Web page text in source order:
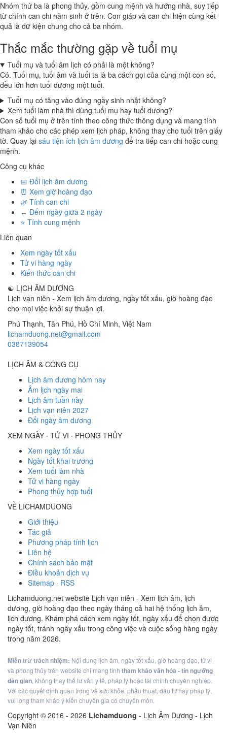
Nhóm thứ ba là phong thủy, gồm cung mệnh và hướng nhà, suy tiếp
từ chính can chi năm sinh ở trên. Con giáp và can chi hiện cùng kết
quả là dữ kiện chung cho cả ba nhóm.
Thắc mắc thường gặp về tuổi mụ
Tuổi mụ và tuổi âm lịch có phải là một không?
Có. Tuổi mụ, tuổi âm và tuổi ta là ba cách gọi của cùng một con số,
đều lớn hơn tuổi dương một tuổi.
Tuổi mụ có tăng vào đúng ngày sinh nhật không?
Xem tuổi làm nhà thì dùng tuổi mụ hay tuổi dương?
Con số tuổi mụ ở trên tính theo công thức thông dụng và mang tính
tham khảo cho các phép xem lịch pháp, không thay cho tuổi trên giấy
tờ. Quay lại sáu tiện ích lịch âm dương để tra tiếp can chi hoặc cung
mệnh.
Công cụ khác
📅 Đổi lịch âm dương
⏰ Xem giờ hoàng đạo
🌿 Tính can chi
↔️ Đếm ngày giữa 2 ngày
⭐ Tính cung mệnh
Liên quan
Xem ngày tốt xấu
Tử vi hàng ngày
Kiến thức can chi
☯ LỊCH ÂM DƯƠNG
Lịch vạn niên - Xem lịch âm dương, ngày tốt xấu, giờ hoàng đạo
cho mọi việc khởi sự thuận lợi.
Phú Thạnh, Tân Phú, Hồ Chí Minh, Việt Nam
lichamduong.net@gmail.com
0387139054
LỊCH ÂM & CÔNG CỤ
Lịch âm dương hôm nay
Âm lịch ngày mai
Lịch âm tuần này
Lịch vạn niên 2027
Đổi ngày âm dương
XEM NGÀY · TỬ VI · PHONG THỦY
Xem ngày tốt xấu
Ngày tốt khai trương
Xem tuổi làm nhà
Tử vi hàng ngày
Phong thủy hợp tuổi
VỀ LICHAMDUONG
Giới thiệu
Tác giả
Phương pháp tính lịch
Liên hệ
Chính sách bảo mật
Điều khoản dịch vụ
Sitemap · RSS
Lichamduong.net website Lịch vạn niên - Xem lịch âm, lịch
dương, giờ hoàng đạo theo ngày tháng cả hai hệ thống lịch âm,
lịch dương. Khám phá cách xem ngày tốt, ngày xấu để chọn được
ngày tốt, tránh ngày xấu trong công việc và cuộc sống hàng ngày
trong năm 2026.
Miễn trừ trách nhiệm: Nội dung lịch âm, ngày tốt xấu, giờ hoàng đạo, tử vi
và phong thủy trên website chỉ mang tính tham khảo văn hóa - tín ngưỡng
dân gian, không thay thế tư vấn y tế, pháp lý hoặc tài chính chuyên nghiệp.
Với các quyết định quan trọng về sức khỏe, phẫu thuật, đầu tư hay pháp lý,
vui lòng tham khảo ý kiến chuyên gia có chuyên môn.
Copyright © 2016 - 2026 Lichamduong - Lịch Âm Dương - Lịch
Vạn Niên